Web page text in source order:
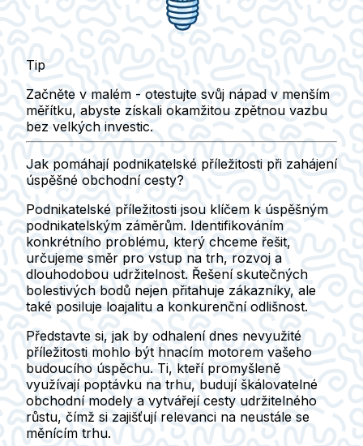
Tip
Začněte v malém - otestujte svůj nápad v menším
měřítku, abyste získali okamžitou zpětnou vazbu
bez velkých investic.
Jak pomáhají podnikatelské příležitosti při zahájení
úspěšné obchodní cesty?
Podnikatelské příležitosti jsou klíčem k úspěšným
podnikatelským záměrům. Identifikováním
konkrétního problému, který chceme řešit,
určujeme směr pro vstup na trh, rozvoj a
dlouhodobou udržitelnost. Řešení skutečných
bolestivých bodů nejen přitahuje zákazníky, ale
také posiluje loajalitu a konkurenční odlišnost.
Představte si, jak by odhalení dnes nevyužité
příležitosti mohlo být hnacím motorem vašeho
budoucího úspěchu. Ti, kteří promyšleně
využívají poptávku na trhu, budují škálovatelné
obchodní modely a vytvářejí cesty udržitelného
růstu, čímž si zajišťují relevanci na neustále se
měnícím trhu.